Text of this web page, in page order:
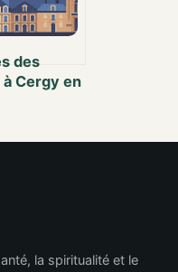
des
Cergy en
et
la spiritualité et le